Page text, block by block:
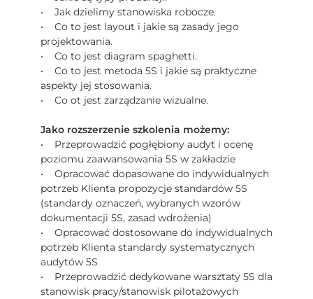
• Jak dzielimy stanowiska robocze.
• Co to jest layout i jakie są zasady jego
projektowania.
• Co to jest diagram spaghetti.
• Co to jest metoda 5S i jakie są praktyczne
aspekty jej stosowania.
• Co ot jest zarządzanie wizualne.
Jako rozszerzenie szkolenia możemy:
• Przeprowadzić pogłębiony audyt i ocenę
poziomu zaawansowania 5S w zakładzie
• Opracować dopasowane do indywidualnych
potrzeb Klienta propozycje standardów 5S
(standardy oznaczeń, wybranych wzorów
dokumentacji 5S, zasad wdrożenia)
• Opracować dostosowane do indywidualnych
potrzeb Klienta standardy systematycznych
audytów 5S
• Przeprowadzić dedykowane warsztaty 5S dla
stanowisk pracy/stanowisk pilotażowych